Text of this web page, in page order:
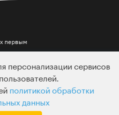
первым
персонализации сервисов
политикой обработки
данных